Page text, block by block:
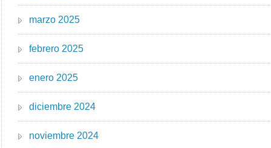
marzo 2025
febrero 2025
enero 2025
diciembre 2024
noviembre 2024